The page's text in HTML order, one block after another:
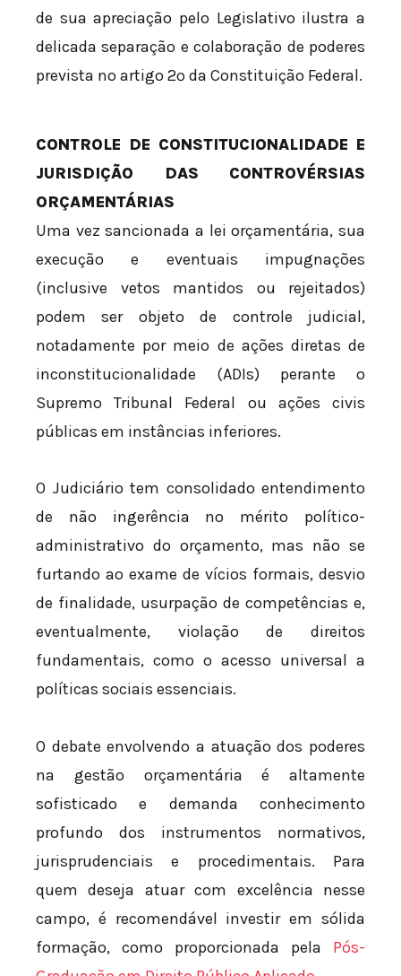
de sua apreciação pelo Legislativo ilustra a
delicada separação e colaboração de poderes
prevista no artigo 2º da Constituição Federal.
CONTROLE DE CONSTITUCIONALIDADE E
JURISDIÇÃO DAS CONTROVÉRSIAS
ORÇAMENTÁRIAS
Uma vez sancionada a lei orçamentária, sua
execução e eventuais impugnações
(inclusive vetos mantidos ou rejeitados)
podem ser objeto de controle judicial,
notadamente por meio de ações diretas de
inconstitucionalidade (ADIs) perante o
Supremo Tribunal Federal ou ações civis
públicas em instâncias inferiores.
O Judiciário tem consolidado entendimento
de não ingerência no mérito político-
administrativo do orçamento, mas não se
furtando ao exame de vícios formais, desvio
de finalidade, usurpação de competências e,
eventualmente, violação de direitos
fundamentais, como o acesso universal a
políticas sociais essenciais.
O debate envolvendo a atuação dos poderes
na gestão orçamentária é altamente
sofisticado e demanda conhecimento
profundo dos instrumentos normativos,
jurisprudenciais e procedimentais. Para
quem deseja atuar com excelência nesse
campo, é recomendável investir em sólida
formação, como proporcionada pela Pós-